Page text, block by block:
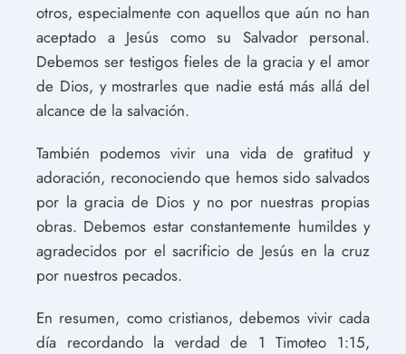
otros, especialmente con aquellos que aún no han
aceptado a Jesús como su Salvador personal.
Debemos ser testigos fieles de la gracia y el amor
de Dios, y mostrarles que nadie está más allá del
alcance de la salvación.
También podemos vivir una vida de gratitud y
adoración, reconociendo que hemos sido salvados
por la gracia de Dios y no por nuestras propias
obras. Debemos estar constantemente humildes y
agradecidos por el sacrificio de Jesús en la cruz
por nuestros pecados.
En resumen, como cristianos, debemos vivir cada
día recordando la verdad de 1 Timoteo 1:15,